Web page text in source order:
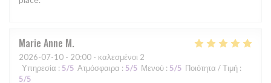
Marie Anne M
2026-07-10 - 20:00 - καλεσμένοι 2
Υπηρεσία : 5/5 Ατμόσφαιρα : 5/5 Μενού : 5/5 Ποιότητα / Τιμή :
5/5